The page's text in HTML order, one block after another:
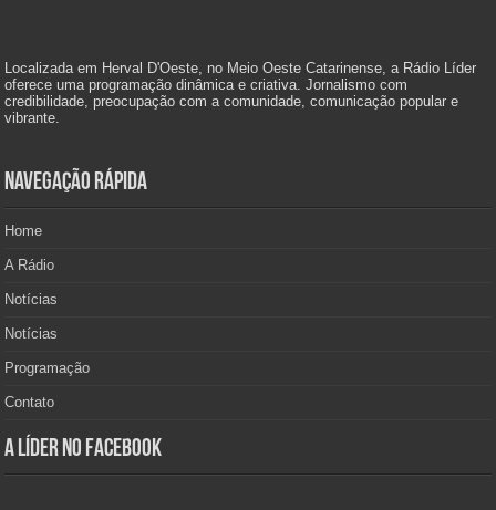
Localizada em Herval D'Oeste, no Meio Oeste Catarinense, a Rádio Líder
oferece uma programação dinâmica e criativa. Jornalismo com
credibilidade, preocupação com a comunidade, comunicação popular e
vibrante.
Navegação Rápida
Home
A Rádio
Notícias
Notícias
Programação
Contato
A Líder no Facebook